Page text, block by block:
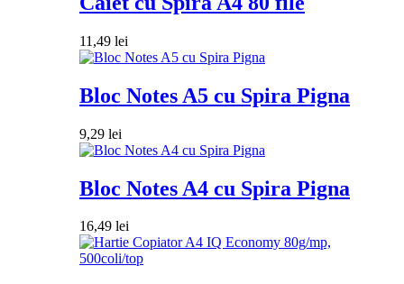
11,49 lei
Bloc Notes A5 cu Spira Pigna
9,29 lei
Bloc Notes A4 cu Spira Pigna
16,49 lei